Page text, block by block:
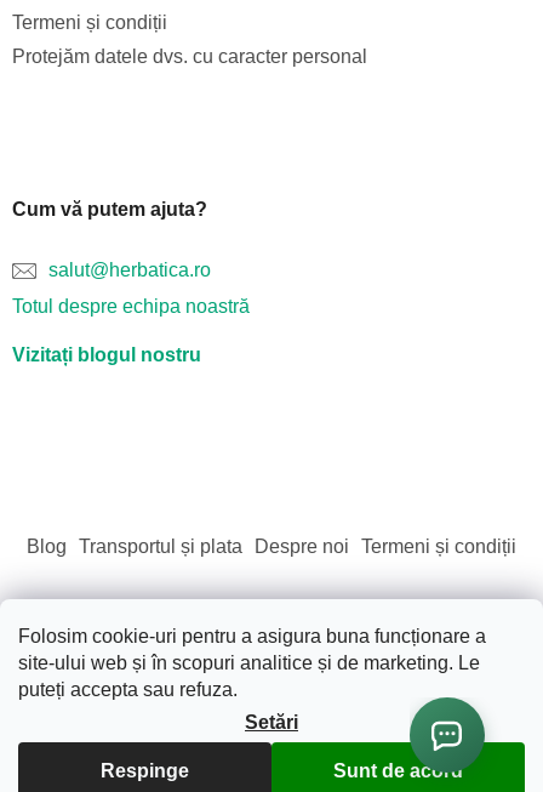
Folosim cookie-uri pentru a asigura buna funcționare a
site-ului web și în scopuri analitice și de marketing. Le
puteți accepta sau refuza.
Setări
Respinge Sunt de acord
Termeni și condiții
Protejăm datele dvs. cu caracter personal
Cum vă putem ajuta?
salut@herbatica.ro
Totul despre echipa noastră
Vizitați blogul nostru
Blog Transportul și plata Despre noi Termeni și condiții
Creat de Shoptet
Drepturi de autor 2026Sãnãtate. Frumusete. Natura..
Toate drepturile rezervate.
Editați setările cookie-urilor